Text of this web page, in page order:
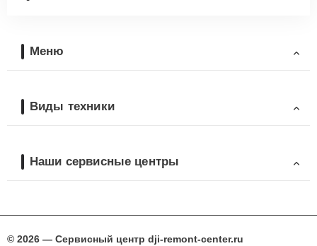
Меню
Виды техники
Наши сервисные центры
© 2026 — Сервисный центр dji-remont-center.ru